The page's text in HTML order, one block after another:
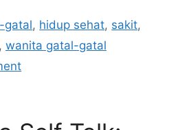
gatal, hidup sehat, sakit,
, wanita gatal-gatal